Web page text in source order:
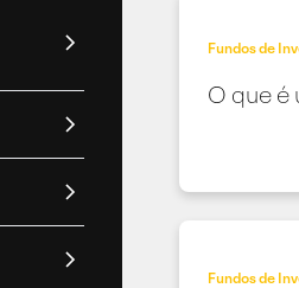
Fundos de
O que é
Fundos de